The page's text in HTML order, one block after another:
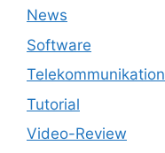
News
Software
Telekommunikation
Tutorial
Video-Review